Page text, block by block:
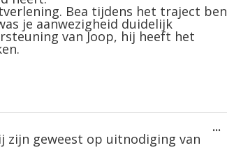
Bea tijdens het traject ben
je aanwezigheid duidelijk
van Joop, hij heeft het
zijn geweest op uitnodiging van
...